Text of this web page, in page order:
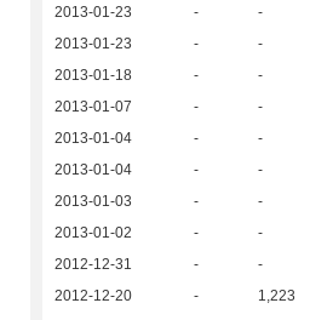
2013-01-23
- -
2013-01-23
- -
2013-01-18
- -
2013-01-07
- -
2013-01-04
- -
2013-01-04
- -
2013-01-03
- -
2013-01-02
- -
2012-12-31
- -
2012-12-20
- 1,223